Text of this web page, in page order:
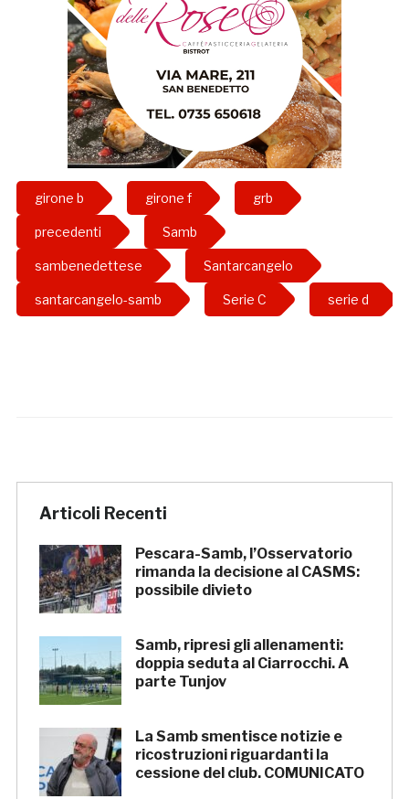
girone b girone f grb
precedenti Samb
sambenedettese Santarcangelo
santarcangelo-samb Serie C serie d
Articoli Recenti
Pescara-Samb, l’Osservatorio
rimanda la decisione al CASMS:
possibile divieto
Samb, ripresi gli allenamenti:
doppia seduta al Ciarrocchi. A
parte Tunjov
La Samb smentisce notizie e
ricostruzioni riguardanti la
cessione del club. COMUNICATO